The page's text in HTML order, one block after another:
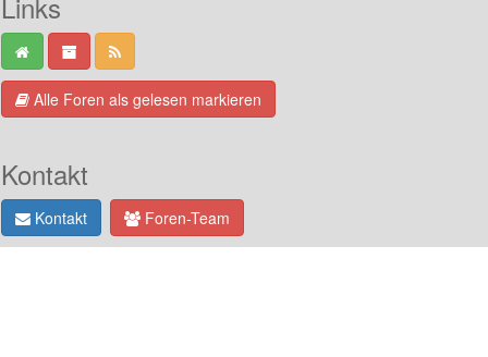
Alle Foren als gelesen markieren
Kontakt
Kontakt Foren-Team